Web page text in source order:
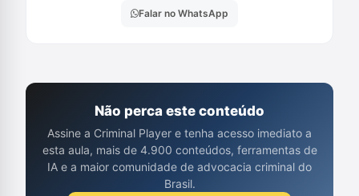
Falar no WhatsApp
Não perca este conteúdo
Assine a Criminal Player e tenha acesso imediato a
esta aula, mais de 4.900 conteúdos, ferramentas de
IA e a maior comunidade de advocacia criminal do
Brasil.